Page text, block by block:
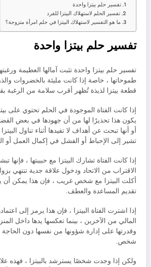
تفسير حلم بيتزا واحدة
تفسير الحلم لاستهلاك البيتزا للفرد
ما هو التفسير لاستهلاك البيتزا في حلم امرأة متزوجة؟
تفسير حلم بيتزا واحدة
تفسير حلم بيتزا واحدة تثبت آمالها العظيمة
طموحاتها ، خاصة إذا كانت مليئة بالخضروات
قطعة بيتزا لذيذة تُظهر أقرب سلامة من الرغبة
إذا كانت الفتاة الموجودة في الحلم تحتوي على
يكون هذا تحذيرًا لها من أن جهودها في بعض
أو أنها تبحث عن أهداف لا تفيدها أثناء تناول
تشير إلى الإحباط أو الفشل في إكمال العمل أو
إذا كانت الفتاة تشارك البيتزا مع حبيبتها ، فإنها
الاقتراب من الاتحاد ودخول علاقة جدية تنتهي
أكلت البيتزا مع شخص غريب ، فإن هذا يمكن أن
تقديم المساعدة والعطف.
إذا اشترت الفتاة البيتزا ، فإن هذا يرمز إلى
المالي من الآخرين ، بينما تعكسها يدها داخل
وقدرتها على إدارة شؤونها من نفسها دون
شخص.
ولكن إذا وجدت شخصًا يسترشد بالبيتزا ، فهذه